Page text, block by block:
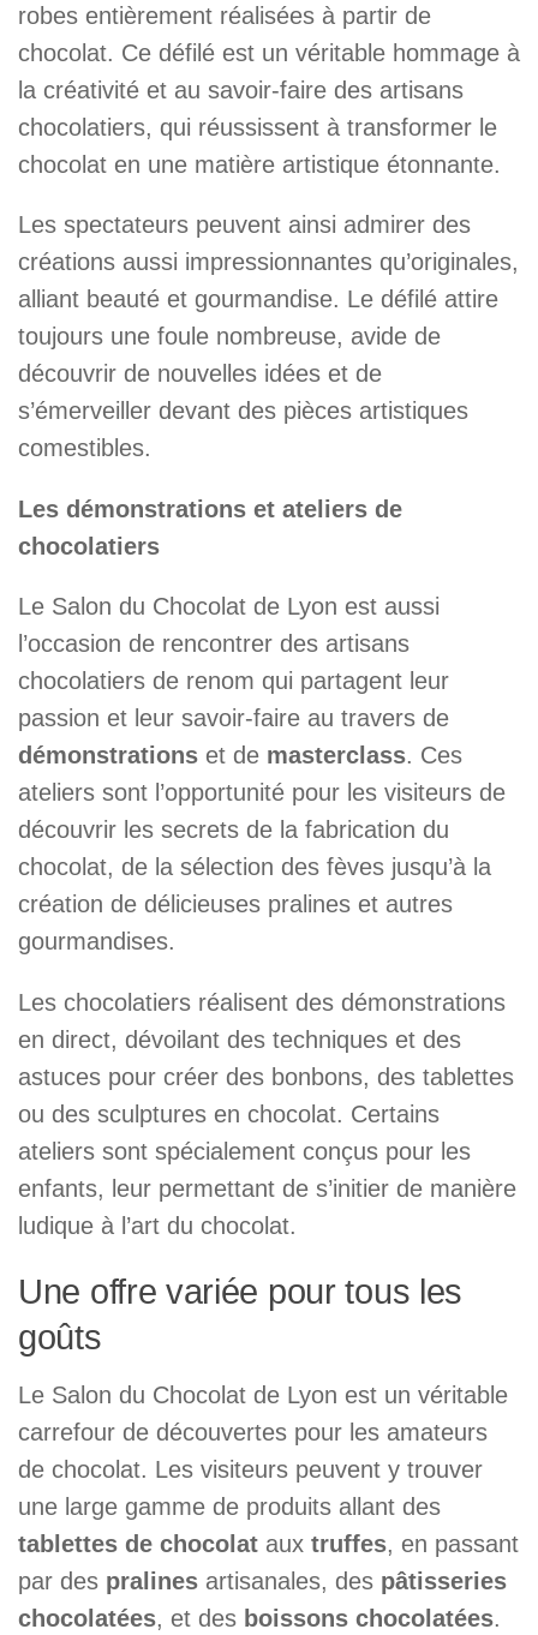
robes entièrement réalisées à partir de
chocolat. Ce défilé est un véritable hommage à
la créativité et au savoir-faire des artisans
chocolatiers, qui réussissent à transformer le
chocolat en une matière artistique étonnante.
Les spectateurs peuvent ainsi admirer des
créations aussi impressionnantes qu’originales,
alliant beauté et gourmandise. Le défilé attire
toujours une foule nombreuse, avide de
découvrir de nouvelles idées et de
s’émerveiller devant des pièces artistiques
comestibles.
Les démonstrations et ateliers de
chocolatiers
Le Salon du Chocolat de Lyon est aussi
l’occasion de rencontrer des artisans
chocolatiers de renom qui partagent leur
passion et leur savoir-faire au travers de
démonstrations et de masterclass. Ces
ateliers sont l’opportunité pour les visiteurs de
découvrir les secrets de la fabrication du
chocolat, de la sélection des fèves jusqu’à la
création de délicieuses pralines et autres
gourmandises.
Les chocolatiers réalisent des démonstrations
en direct, dévoilant des techniques et des
astuces pour créer des bonbons, des tablettes
ou des sculptures en chocolat. Certains
ateliers sont spécialement conçus pour les
enfants, leur permettant de s’initier de manière
ludique à l’art du chocolat.
Une offre variée pour tous les
goûts
Le Salon du Chocolat de Lyon est un véritable
carrefour de découvertes pour les amateurs
de chocolat. Les visiteurs peuvent y trouver
une large gamme de produits allant des
tablettes de chocolat aux truffes, en passant
par des pralines artisanales, des pâtisseries
chocolatées, et des boissons chocolatées.